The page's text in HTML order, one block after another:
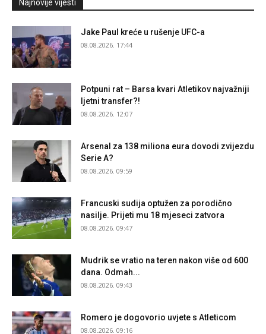
Najnovije vijesti
Jake Paul kreće u rušenje UFC-a
08.08.2026. 17:44
Potpuni rat – Barsa kvari Atletikov najvažniji
ljetni transfer?!
08.08.2026. 12:07
Arsenal za 138 miliona eura dovodi zvijezdu
Serie A?
08.08.2026. 09:59
Francuski sudija optužen za porodično
nasilje. Prijeti mu 18 mjeseci zatvora
08.08.2026. 09:47
Mudrik se vratio na teren nakon više od 600
dana. Odmah...
08.08.2026. 09:43
Romero je dogovorio uvjete s Atleticom
08.08.2026. 09:16